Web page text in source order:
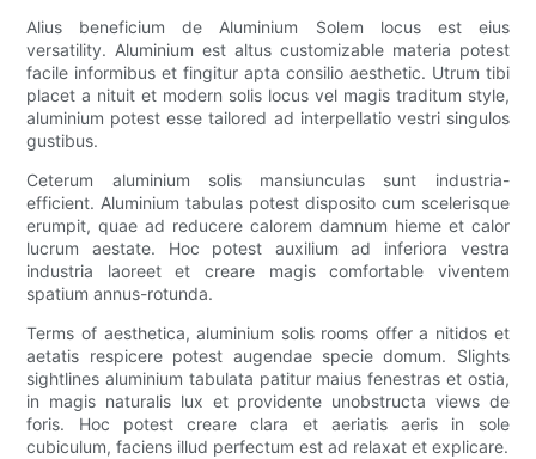
Alius beneficium de Aluminium Solem locus est eius
versatility. Aluminium est altus customizable materia potest
facile informibus et fingitur apta consilio aesthetic. Utrum tibi
placet a nituit et modern solis locus vel magis traditum style,
aluminium potest esse tailored ad interpellatio vestri singulos
gustibus.
Ceterum aluminium solis mansiunculas sunt industria-
efficient. Aluminium tabulas potest disposito cum scelerisque
erumpit, quae ad reducere calorem damnum hieme et calor
lucrum aestate. Hoc potest auxilium ad inferiora vestra
industria laoreet et creare magis comfortable viventem
spatium annus-rotunda.
Terms of aesthetica, aluminium solis rooms offer a nitidos et
aetatis respicere potest augendae specie domum. Slights
sightlines aluminium tabulata patitur maius fenestras et ostia,
in magis naturalis lux et providente unobstructa views de
foris. Hoc potest creare clara et aeriatis aeris in sole
cubiculum, faciens illud perfectum est ad relaxat et explicare.